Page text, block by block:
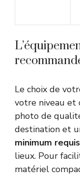
Le choix de
votre niveau et
photo de
destination et
minimum requis
lieux. Pour
matériel